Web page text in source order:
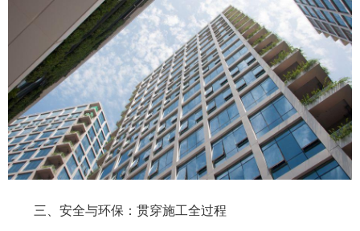
三、安全与环保：贯穿施工全过程